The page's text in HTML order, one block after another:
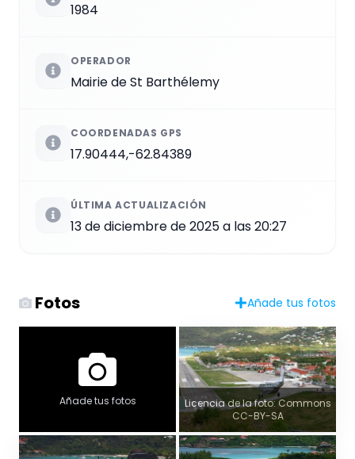
1984
OPERADOR
Mairie de St Barthélemy
COORDENADAS GPS
17.90444,-62.84389
ÚLTIMA ACTUALIZACIÓN
13 de diciembre de 2025 a las 20:27
Fotos Añade tus fotos
Añade tus fotos
Licencia de la foto: Commons
CC-BY-SA